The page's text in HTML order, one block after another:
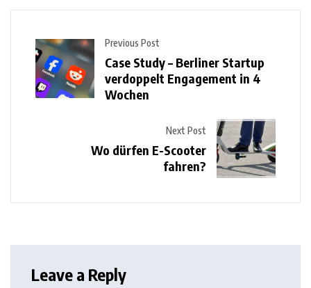
Previous Post
Case Study – Berliner Startup
verdoppelt Engagement in 4
Wochen
Next Post
Wo dürfen E-Scooter
fahren?
Leave a Reply